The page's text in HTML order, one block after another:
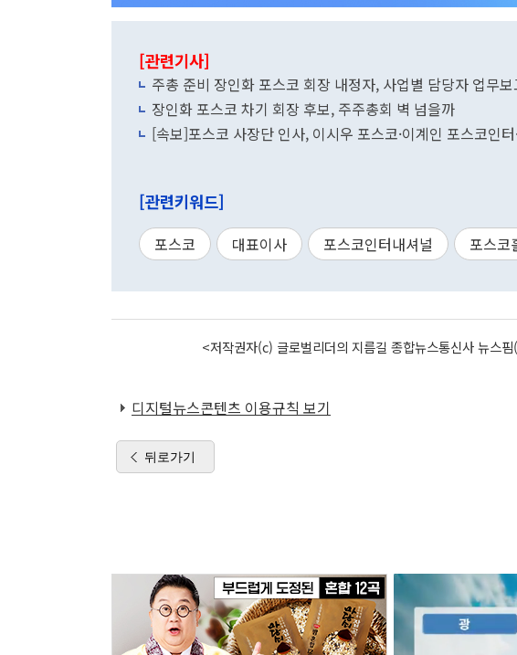
[관련기사]
주총 준비 장인화 포스코 회장 내정자, 사업별 담당자 업무보
장인화 포스코 차기 회장 후보, 주주총회 벽 넘을까
[속보]포스코 사장단 인사, 이시우 포스코·이계인 포스코인
[관련키워드]
포스코 대표이사 포스코인터내셔널 포스코
<저작권자(c) 글로벌리더의 지름길 종합뉴스통신사 뉴스
디지털뉴스콘텐츠 이용규칙 보기
뒤로가기